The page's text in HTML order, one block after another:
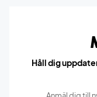
Håll dig